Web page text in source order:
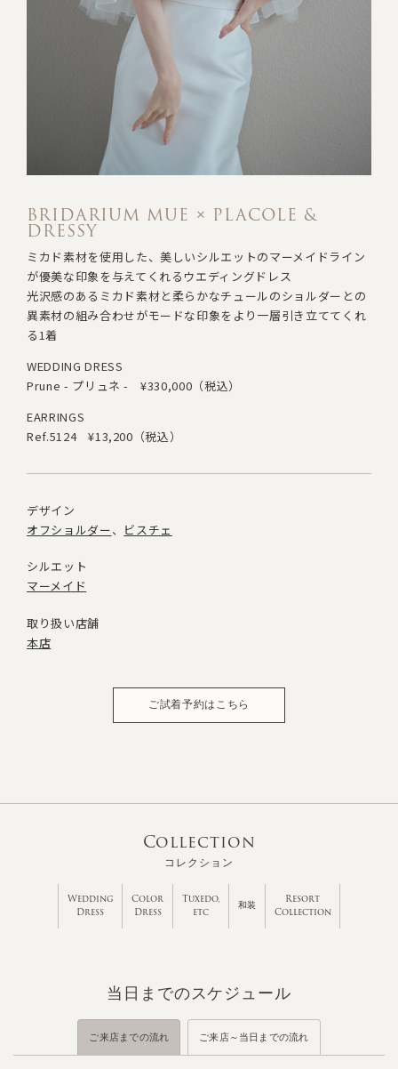
BRIDARIUM MUE × PLACOLE &
DRESSY
ミカド素材を使用した、美しいシルエットのマーメイドライン
が優美な印象を与えてくれるウエディングドレス
光沢感のあるミカド素材と柔らかなチュールのショルダーとの
異素材の組み合わせがモードな印象をより一層引き立ててくれ
る1着
WEDDING DRESS
Prune - プリュネ -
¥330,000（税込）
EARRINGS
Ref.5124
¥13,200（税込）
デザイン
オフショルダー
ビスチェ
シルエット
マーメイド
取り扱い店舗
本店
ご試着予約はこちら
Collection
コレクション
Wedding
Dress
Color
Dress
Tuxedo,
etc
和装
Resort
Collection
当日までのスケジュール
ご来店までの流れ ご来店～当日までの流れ